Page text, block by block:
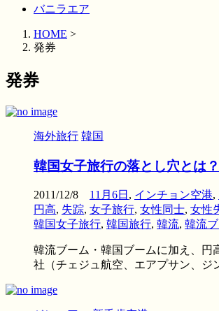
バニラエア
HOME >
発券
発券
海外旅行 韓国
韓国女子旅行の落とし穴とは
2011/12/8 11月6日 , インチョン空港,
円高, 失踪, 女子旅行, 女性同士, 女性
韓国女子旅行, 韓国旅行, 韓流, 韓流
韓流ブーム・韓国ブームに加え、円
社（チェジュ航空、エアプサン、ジ